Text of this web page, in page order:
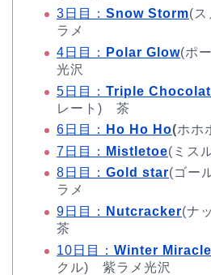
3日目： Snow Storm(
ラメ
4日目：
Polar Glow(ポ
光沢
5日目： Triple
レート) 茶
6日目：
Ho Ho Ho(ホ
7日目：
Mistletoe(ミス
8日目： Gold star(ゴー
ラメ
9日目：
Nutcracker(ナ
茶
10日目： Winter Miracle
クル) 紫ラメ光沢